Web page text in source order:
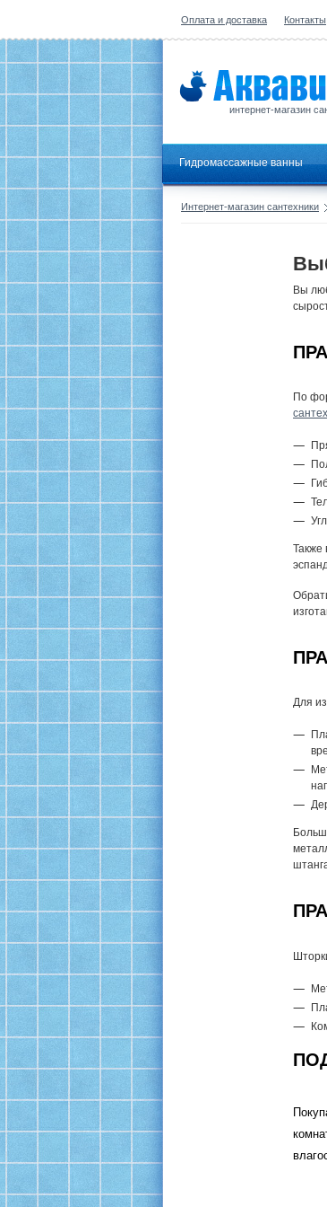
Оплата и доставка Контакты
интернет-магазин
Гидромассажные ванны
Интернет-магазин сантехники
Вы
По
Также
Для